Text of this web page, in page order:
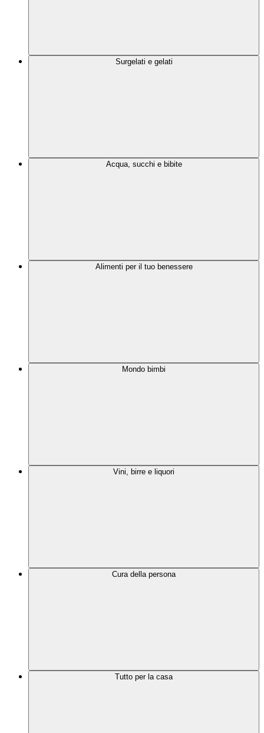
Surgelati e gelati
Acqua, succhi e bibite
Alimenti per il tuo benessere
Mondo bimbi
Vini, birre e liquori
Cura della persona
Tutto per la casa